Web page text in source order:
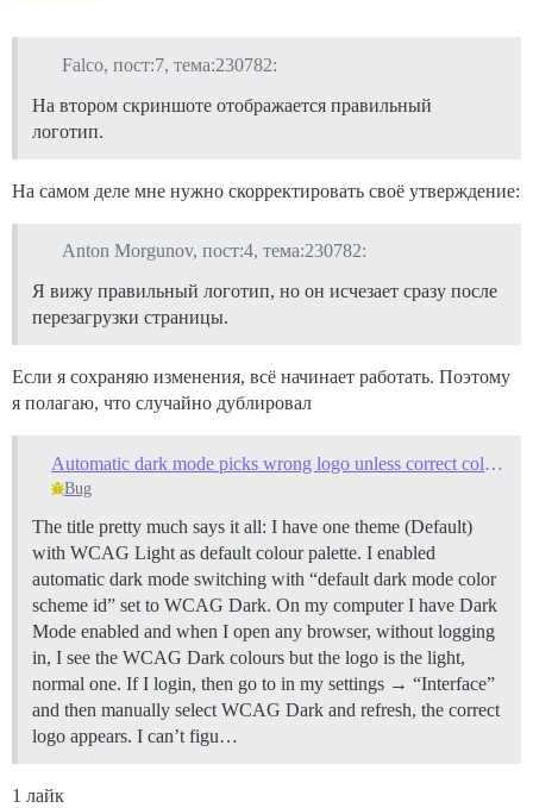
Falco, пост:7, тема:230782:
На втором скриншоте отображается правильный
логотип.
На самом деле мне нужно скорректировать своё утверждение:
Anton Morgunov, пост:4, тема:230782:
Я вижу правильный логотип, но он исчезает сразу после
перезагрузки страницы.
Если я сохраняю изменения, всё начинает работать. Поэтому
я полагаю, что случайно дублировал
Automatic dark mode picks wrong logo unless correct colour palette is selected manually
Bug
The title pretty much says it all: I have one theme (Default)
with WCAG Light as default colour palette. I enabled
automatic dark mode switching with “default dark mode color
scheme id” set to WCAG Dark. On my computer I have Dark
Mode enabled and when I open any browser, without logging
in, I see the WCAG Dark colours but the logo is the light,
normal one. If I login, then go to in my settings → “Interface”
and then manually select WCAG Dark and refresh, the correct
logo appears. I can’t figu…
1 лайк